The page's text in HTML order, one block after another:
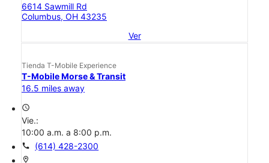
6614 Sawmill Rd
Columbus, OH 43235
Ver
Tienda T-Mobile Experience
T-Mobile Morse & Transit
16.5 miles away
access_time
Vie.:
10:00 a.m. a 8:00 p.m.
call (614) 428-2300
location_on